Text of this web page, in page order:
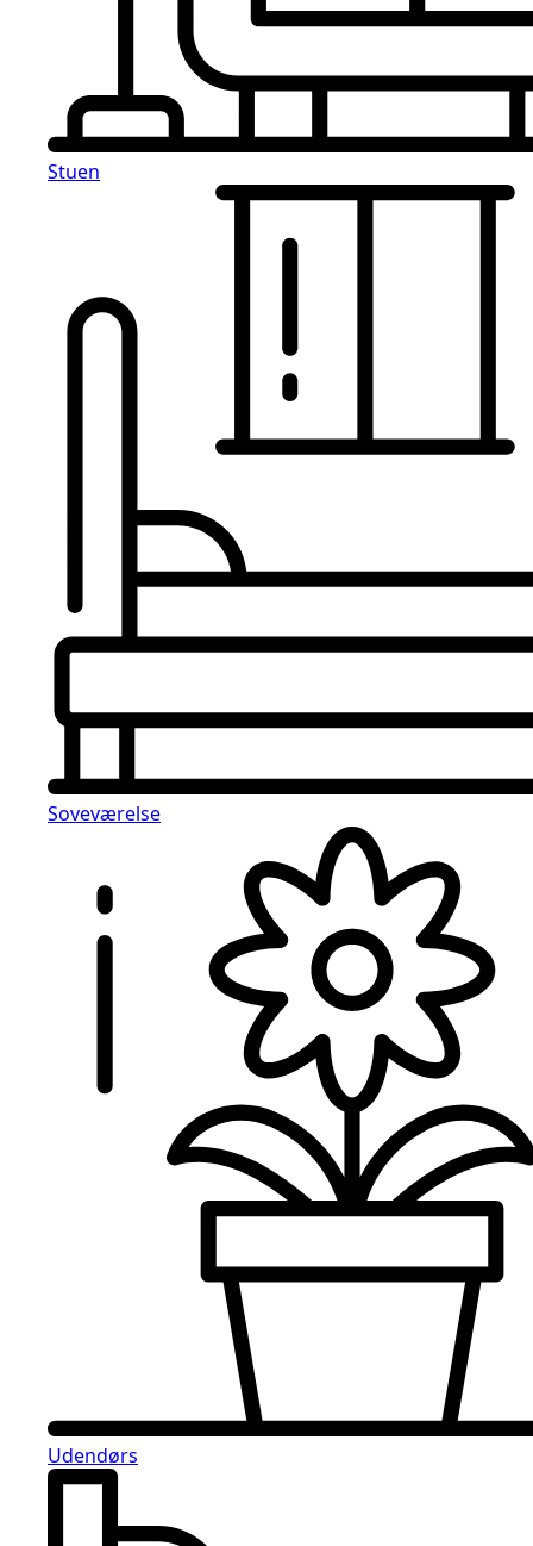
Stuen
Soveværelse
Udendørs